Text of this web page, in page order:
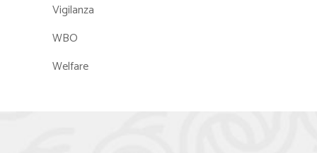
Vigilanza
WBO
Welfare